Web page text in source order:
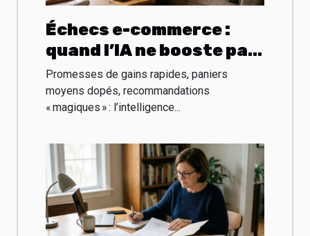
Échecs e-commerce :
quand l’IA ne booste pas
le panier moyen
Promesses de gains rapides, paniers
moyens dopés, recommandations
« magiques » : l’intelligence...